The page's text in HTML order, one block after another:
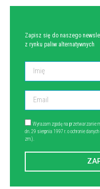
Zapisz się do naszego
z rynku paliw alternatywnych
Wyrażam zgodę na przetwarzanie
dn. 29 sierpnia 1997 r. o ochronie
zm.).